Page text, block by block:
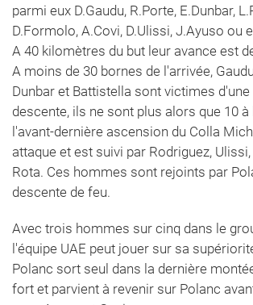
parmi eux D.Gaudu, R.Porte, E.Dunbar,
D.Formolo, A.Covi, D.Ulissi, J.Ayuso ou
A 40 kilomètres du but leur avance est
A moins de 30 bornes de l'arrivée,
Dunbar et Battistella sont victimes
descente, ils ne sont plus alors que 10 à
l'avant-dernière ascension du Colla
attaque et est suivi par Rodriguez,
Rota. Ces hommes sont rejoints par
descente de feu.
Avec trois hommes sur cinq dans le
l'équipe UAE peut jouer sur sa
Polanc sort seul dans la dernière
fort et parvient à revenir sur Polanc